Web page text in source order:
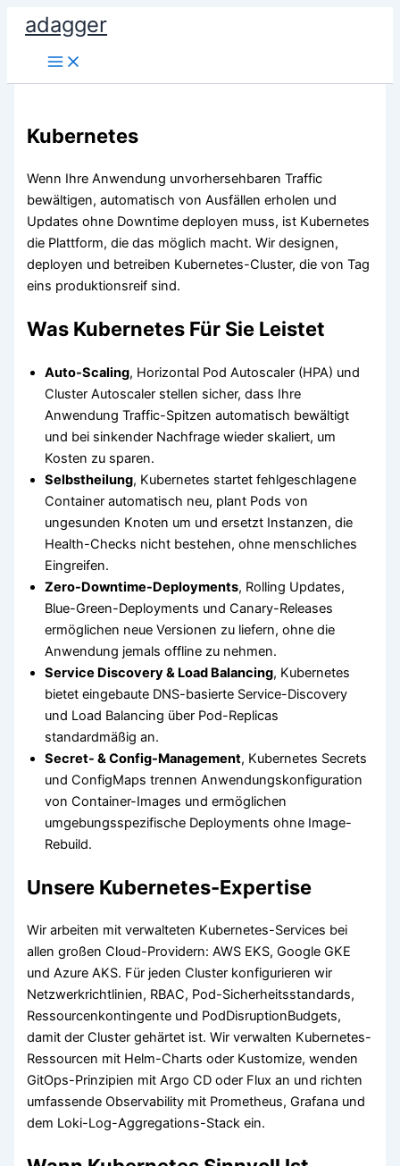
Zum
Inhalt
springen
adagger
Kubernetes
Wenn Ihre Anwendung unvorhersehbaren Traffic
bewältigen, automatisch von Ausfällen erholen und
Updates ohne Downtime deployen muss, ist Kubernetes
die Plattform, die das möglich macht. Wir designen,
deployen und betreiben Kubernetes-Cluster, die von Tag
eins produktionsreif sind.
Was Kubernetes Für Sie Leistet
Auto-Scaling, Horizontal Pod Autoscaler (HPA) und
Cluster Autoscaler stellen sicher, dass Ihre
Anwendung Traffic-Spitzen automatisch bewältigt
und bei sinkender Nachfrage wieder skaliert, um
Kosten zu sparen.
Selbstheilung, Kubernetes startet fehlgeschlagene
Container automatisch neu, plant Pods von
ungesunden Knoten um und ersetzt Instanzen, die
Health-Checks nicht bestehen, ohne menschliches
Eingreifen.
Zero-Downtime-Deployments, Rolling Updates,
Blue-Green-Deployments und Canary-Releases
ermöglichen neue Versionen zu liefern, ohne die
Anwendung jemals offline zu nehmen.
Service Discovery & Load Balancing, Kubernetes
bietet eingebaute DNS-basierte Service-Discovery
und Load Balancing über Pod-Replicas
standardmäßig an.
Secret- & Config-Management, Kubernetes Secrets
und ConfigMaps trennen Anwendungskonfiguration
von Container-Images und ermöglichen
umgebungsspezifische Deployments ohne Image-
Rebuild.
Unsere Kubernetes-Expertise
Wir arbeiten mit verwalteten Kubernetes-Services bei
allen großen Cloud-Providern: AWS EKS, Google GKE
und Azure AKS. Für jeden Cluster konfigurieren wir
Netzwerkrichtlinien, RBAC, Pod-Sicherheitsstandards,
Ressourcenkontingente und PodDisruptionBudgets,
damit der Cluster gehärtet ist. Wir verwalten Kubernetes-
Ressourcen mit Helm-Charts oder Kustomize, wenden
GitOps-Prinzipien mit Argo CD oder Flux an und richten
umfassende Observability mit Prometheus, Grafana und
dem Loki-Log-Aggregations-Stack ein.